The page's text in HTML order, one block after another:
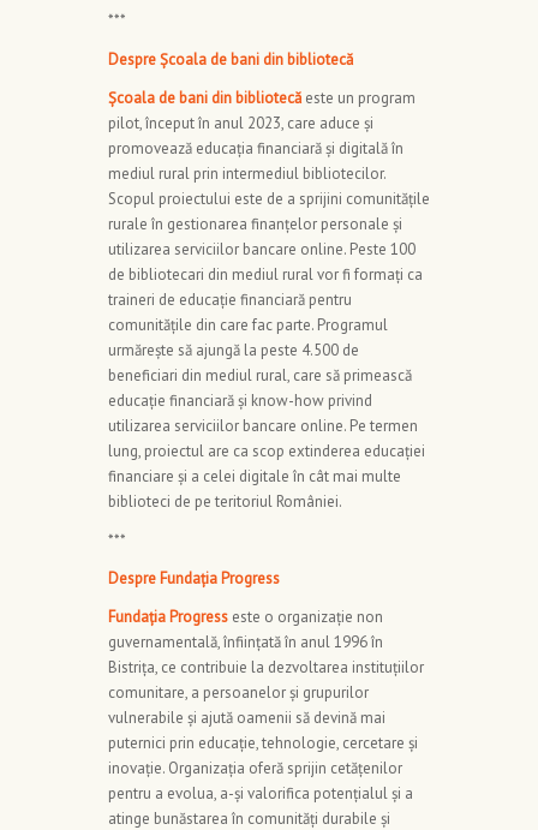
***
Despre Școala de bani din bibliotecă
Școala de bani din bibliotecă este un program
pilot, început în anul 2023, care aduce și
promovează educația financiară și digitală în
mediul rural prin intermediul bibliotecilor.
Scopul proiectului este de a sprijini comunitățile
rurale în gestionarea finanțelor personale și
utilizarea serviciilor bancare online. Peste 100
de bibliotecari din mediul rural vor fi formați ca
traineri de educație financiară pentru
comunitățile din care fac parte. Programul
urmărește să ajungă la peste 4.500 de
beneficiari din mediul rural, care să primească
educație financiară și know-how privind
utilizarea serviciilor bancare online. Pe termen
lung, proiectul are ca scop extinderea educației
financiare și a celei digitale în cât mai multe
biblioteci de pe teritoriul României.
***
Despre Fundația Progress
Fundația Progress este o organizație non
guvernamentală, înființată în anul 1996 în
Bistrița, ce contribuie la dezvoltarea instituțiilor
comunitare, a persoanelor și grupurilor
vulnerabile și ajută oamenii să devină mai
puternici prin educație, tehnologie, cercetare și
inovație. Organizația oferă sprijin cetățenilor
pentru a evolua, a-și valorifica potențialul și a
atinge bunăstarea în comunități durabile și